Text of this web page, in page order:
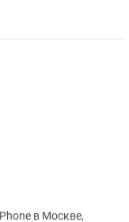
в Москве,